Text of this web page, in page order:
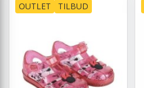
OUTLET TILBUD